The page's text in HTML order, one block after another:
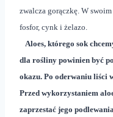
zwalcza gorączkę. W
fosfor, cynk i żelazo.
Aloes, którego sok
dla rośliny powinien być
okazu. Po oderwaniu liści
Przed wykorzystaniem
zaprzestać jego